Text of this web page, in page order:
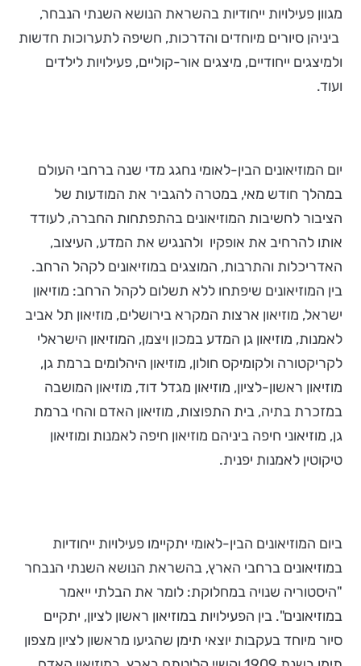
מגוון פעילויות ייחודיות בהשראת הנושא השנתי הנבחר,
ביניהן סיורים מיוחדים והדרכות, חשיפה לתערוכות חדשות
ולמיצגים ייחודיים, מיצגים אור-קוליים, פעילויות לילדים
ועוד.
יום המוזיאונים הבין-לאומי נחגג מדי שנה ברחבי העולם
במהלך חודש מאי, במטרה להגביר את המודעות של
הציבור לחשיבות המוזיאונים בהתפתחות החברה, לעודד
אותו להרחיב את אופקיו ולהנגיש את המדע, העיצוב,
האדריכלות והתרבות, המוצגים במוזיאונים לקהל הרחב.
בין המוזיאונים שיפתחו ללא תשלום לקהל הרחב: מוזיאון
ישראל, מוזיאון ארצות המקרא בירושלים, מוזיאון תל אביב
לאמנות, מוזיאון גן המדע במכון ויצמן, המוזיאון הישראלי
לקריקטורה ולקומיקס חולון, מוזיאון היהלומים ברמת גן,
מוזיאון ראשון-לציון, מוזיאון מגדל דוד, מוזיאון המושבה
במזכרת בתיה, בית התפוצות, מוזיאון האדם והחי ברמת
גן, מוזיאוני חיפה ביניהם מוזיאון חיפה לאמנות ומוזיאון
טיקוטין לאמנות יפנית.
ביום המוזיאונים הבין-לאומי יתקיימו פעילויות ייחודיות
במוזיאונים ברחבי הארץ, בהשראת הנושא השנתי הנבחר
"היסטוריה שנויה במחלוקת: לומר את הבלתי ייאמר
במוזיאונים". בין הפעילויות במוזיאון ראשון לציון, יתקיים
סיור מיוחד בעקבות יוצאי תימן שהגיעו מראשון לציון מצפון